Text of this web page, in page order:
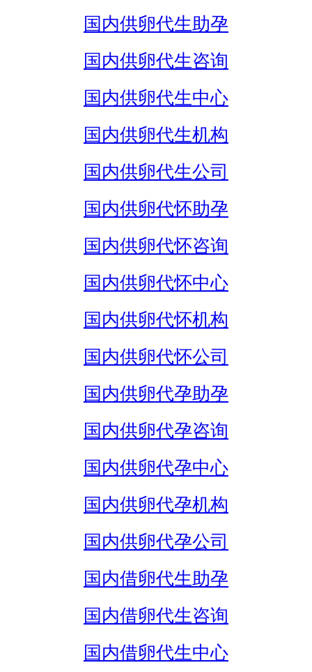
国内供卵代生助孕
国内供卵代生咨询
国内供卵代生中心
国内供卵代生机构
国内供卵代生公司
国内供卵代怀助孕
国内供卵代怀咨询
国内供卵代怀中心
国内供卵代怀机构
国内供卵代怀公司
国内供卵代孕助孕
国内供卵代孕咨询
国内供卵代孕中心
国内供卵代孕机构
国内供卵代孕公司
国内借卵代生助孕
国内借卵代生咨询
国内借卵代生中心